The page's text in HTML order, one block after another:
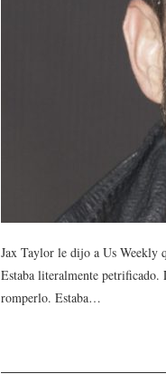
Jax Taylor le dijo a Us Weekly
Estaba literalmente
romperlo. Estaba…